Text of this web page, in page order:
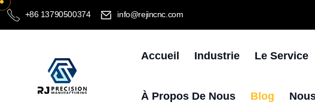
+86 13790500374 info@rejincnc.com
Accueil Industrie Le Service
À Propos De Nous Blog